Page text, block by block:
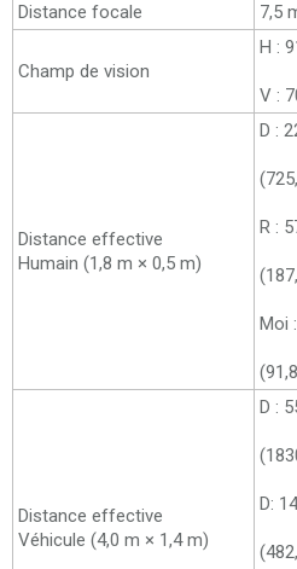
Distance focale
7,5
Champ de vision
H :
V :
Distance effective
Humain (1,8 m × 0,5 m)
D :
R :
Moi
Distance effective
Véhicule (4,0 m × 1,4 m)
D :
D: